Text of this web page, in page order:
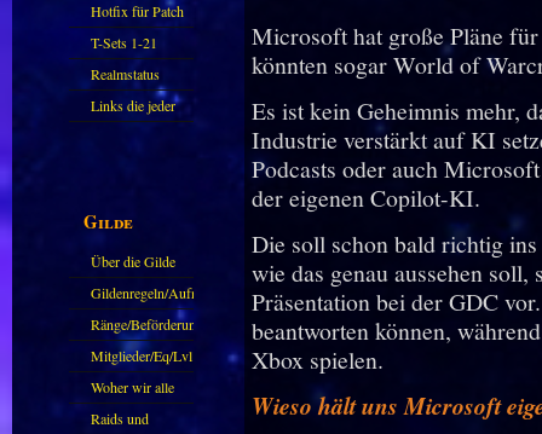
Hotfix für Patch
11.X
T-Sets 1-21
Realmstatus
Links die jeder
Gilde
Über die Gilde
(DAW)
Gildenregeln/Aufnahme
Ränge/Beförderungen
Mitglieder/Eq/Lvl
Woher wir alle
kommen.
Raids und
Microsoft hat große Pläne
könnten sogar World of
Es ist kein Geheimnis mehr,
Industrie verstärkt auf KI
Podcasts oder auch
der eigenen Copilot-KI.
Die soll schon bald richtig
wie das genau aussehen
Präsentation bei der GDC
beantworten können,
Xbox spielen.
Wieso hält uns Microsoft